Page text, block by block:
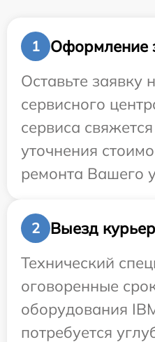
1
Оформление
Оставьте заявку
сервисного
сервиса
уточнения
ремонта Вашего
2
Выезд
Технический
оговоренные
оборудования
потребуется